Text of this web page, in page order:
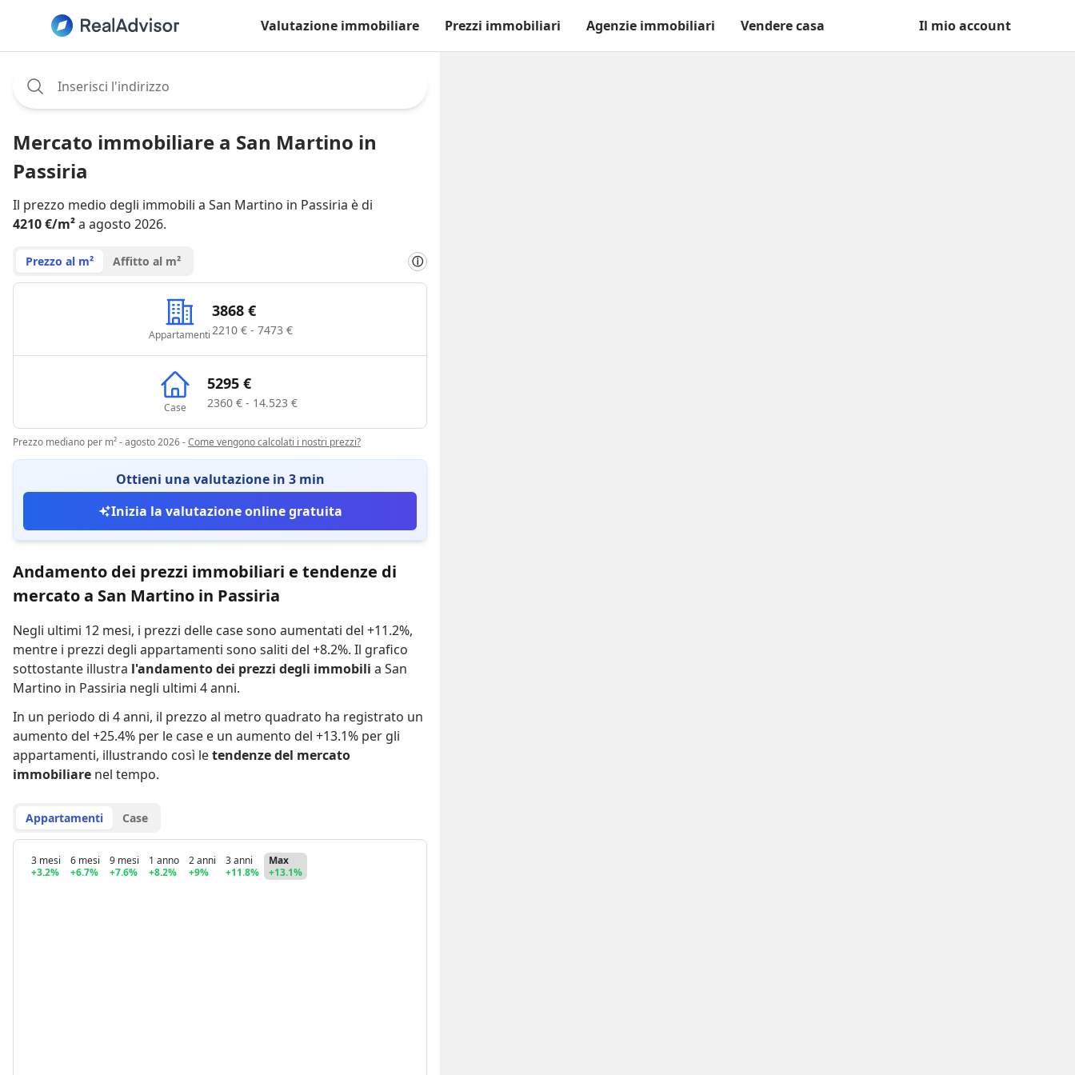
Valutazione immobiliare Prezzi immobiliari Agenzie immobiliari Vendere casa Il mio account
Mercato immobiliare a San Martino in
Passiria
Il prezzo medio degli immobili a San Martino in Passiria è di
4210 €/m²a agosto 2026.
Prezzo al m² Affitto al m² ⓘ
Appartamenti
3868 €
2210 € - 7473 €
Case
5295 €
2360 € - 14.523 €
Prezzo mediano per m² - agosto 2026-Come vengono calcolati i nostri prezzi?
Ottieni una valutazione in 3 min
Inizia la valutazione online gratuita
Andamento dei prezzi immobiliari e tendenze di
mercato a San Martino in Passiria
Negli ultimi 12 mesi, i prezzi delle case sono aumentati del +11.2%,
mentre i prezzi degli appartamenti sono saliti del +8.2%. Il grafico
sottostante illustra l'andamento dei prezzi degli immobili a San
Martino in Passiria negli ultimi 4 anni.
In un periodo di 4 anni, il prezzo al metro quadrato ha registrato un
aumento del +25.4% per le case e un aumento del +13.1% per gli
appartamenti, illustrando così letendenze del mercato
immobiliare nel tempo.
Appartamenti Case
3 mesi
+3.2%
6 mesi
+6.7%
9 mesi
+7.6%
1 anno
+8.2%
2 anni
+9%
3 anni
+11.8%
Max
+13.1%